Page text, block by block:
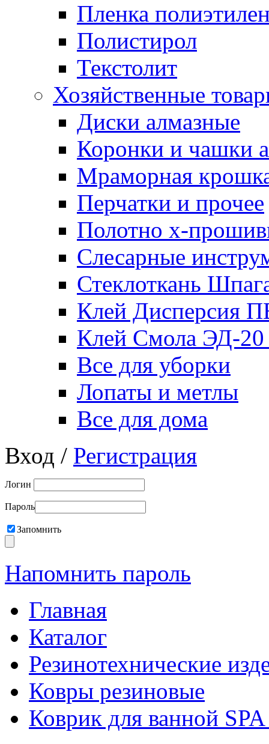
Пленка
Полистирол
Текстолит
Хозяйственные
Диски алмазные
Коронки и чашки
Мраморная
Перчатки и прочее
Полотно х-
Слесарные
Стеклоткань
Клей Дисперсия
Клей Смола ЭД-20
Все для уборки
Лопаты и метлы
Все для дома
Вход / Регистрация
Логин
Пароль
Запомнить
Напомнить пароль
Главная
Каталог
Резинотехнические
Ковры резиновые
Коврик для ванной